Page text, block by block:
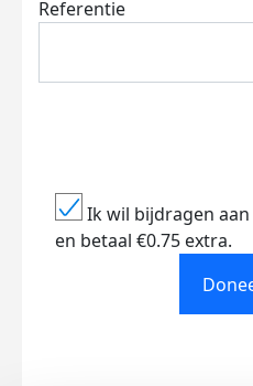
Referentie
Ik wil bijdragen
en betaal €0.75 extra.